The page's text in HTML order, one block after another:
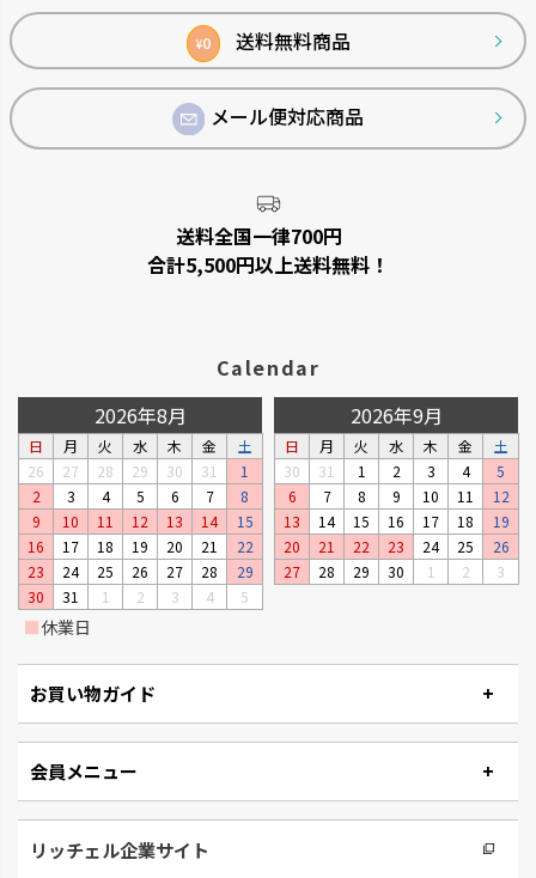
菜園上手
います。
ベビーリーフプランター
窓辺やキッチンで、手軽に菜園が
楽しめるプランターです。
ステッチ
やさしいたたずまいのプランタ
ーです。
¥0 送料無料商品
メール便対応商品
送料全国一律700円
合計5,500円以上送料無料！
Calendar
2026年8月
日 月 火 水 木 金
土
26
27 28 29 30 31
1
2
3 4 5 6 7
8
9
10 11 12 13 14
15
16
17 18 19 20 21
22
23
24 25 26 27 28
29
30
31 1 2 3 4 5
2026年9月
日 月 火 水 木 金
土
30
31 1 2 3 4
5
6
7 8 9 10 11
12
13
14 15 16 17 18
19
20
21 22 23 24 25
26
27
28 29 30 1 2 3
■休業日
お買い物ガイド
会員メニュー
リッチェル企業サイト
ップ
へ